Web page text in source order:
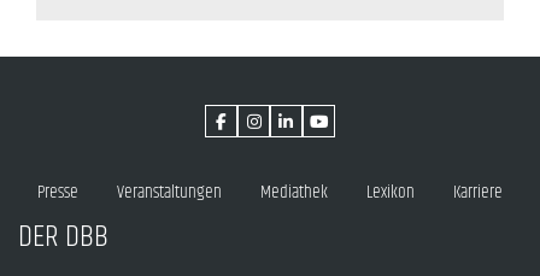
Presse Veranstaltungen Mediathek Lexikon Karriere
DER DBB